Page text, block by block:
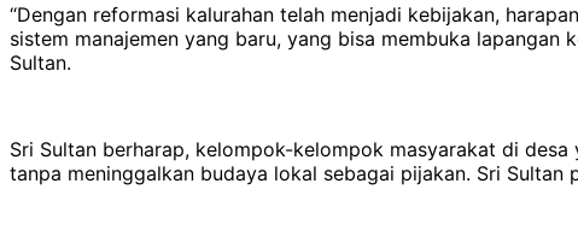
“Dengan reformasi kalurahan telah menjadi kebijakan,
sistem manajemen yang baru, yang bisa membuka lapangan
Sultan.
Sri Sultan berharap, kelompok-kelompok masyarakat di
tanpa meninggalkan budaya lokal sebagai pijakan. Sri Sultan